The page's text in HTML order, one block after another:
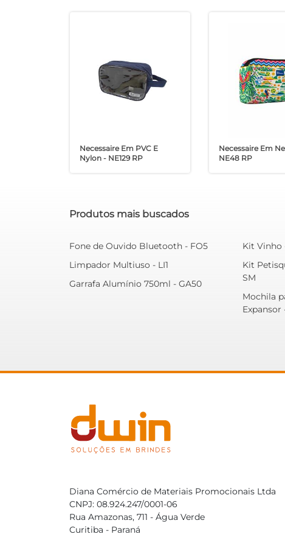
Necessaire Em PVC E
Nylon - NE129 RP
Necessaire Em
NE48 RP
Produtos mais buscados
Fone de Ouvido Bluetooth - FO5
Limpador Multiuso - LI1
Garrafa Alumínio 750ml - GA50
Kit Vinho
Kit
SM
Mochila
Expansor
Diana Comércio de Materiais Promocionais Ltda
CNPJ: 08.924.247/0001-06
Rua Amazonas, 711 - Água Verde
Curitiba - Paraná